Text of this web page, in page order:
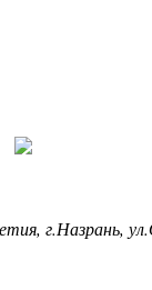
г.Назрань,